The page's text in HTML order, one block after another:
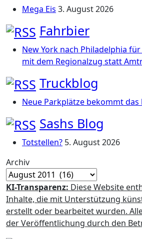
Mega Eis 3. August 2026
Fahrbier
New York nach Philadelphia
mit dem Regionalzug statt
Truckblog
Neue Parkplätze bekommt das
Sashs Blog
Totstellen? 5. August 2026
Archiv
KI-Transparenz: Diese Website
Inhalte, die mit Unterstützung
erstellt oder bearbeitet wurden.
der Veröffentlichung durch den